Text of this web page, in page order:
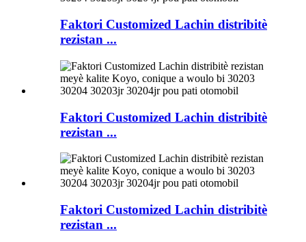
Faktori Customized Lachin distribitè
rezistan ...
Faktori Customized Lachin distribitè
rezistan ...
Faktori Customized Lachin distribitè
rezistan ...